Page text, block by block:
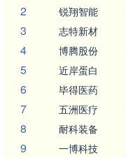
2 锐翔智能
3 志特新材
4 博腾股份
5 近岸蛋白
6 毕得医药
7 五洲医疗
8 耐科装备
9 一博科技